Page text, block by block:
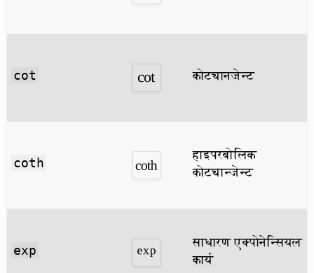
cot कोट्यानजेन्ट
coth
हाइपरबोलिक
कोट्यान्जेन्ट
exp
साधारण एक्पोनेन्सियल
कार्य